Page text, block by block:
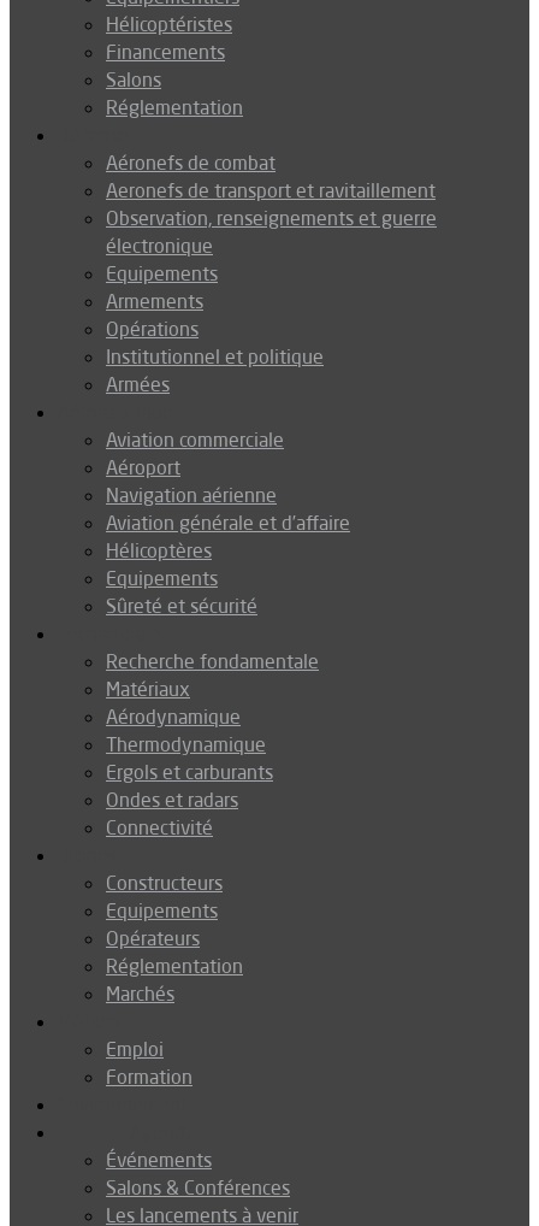
Hélicoptéristes
Financements
Salons
Réglementation
Aéronefs de combat
Aeronefs de transport et ravitaillement
Observation, renseignements et guerre
électronique
Equipements
Armements
Opérations
Institutionnel et politique
Armées
Aviation commerciale
Aéroport
Navigation aérienne
Aviation générale et d’affaire
Hélicoptères
Equipements
Sûreté et sécurité
Recherche fondamentale
Matériaux
Aérodynamique
Thermodynamique
Ergols et carburants
Ondes et radars
Connectivité
Constructeurs
Equipements
Opérateurs
Réglementation
Marchés
Emploi
Formation
Événements
Salons & Conférences
Les lancements à venir